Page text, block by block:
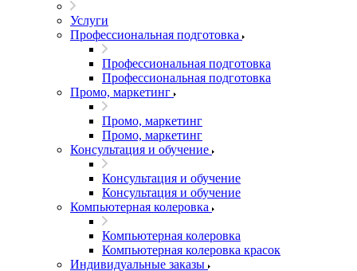
Услуги
Профессиональная подготовка
Профессиональная подготовка
Профессиональная подготовка
Промо, маркетинг
Промо, маркетинг
Промо, маркетинг
Консультация и обучение
Консультация и обучение
Консультация и обучение
Компьютерная колеровка
Компьютерная колеровка
Компьютерная колеровка красок
Индивидуальные заказы